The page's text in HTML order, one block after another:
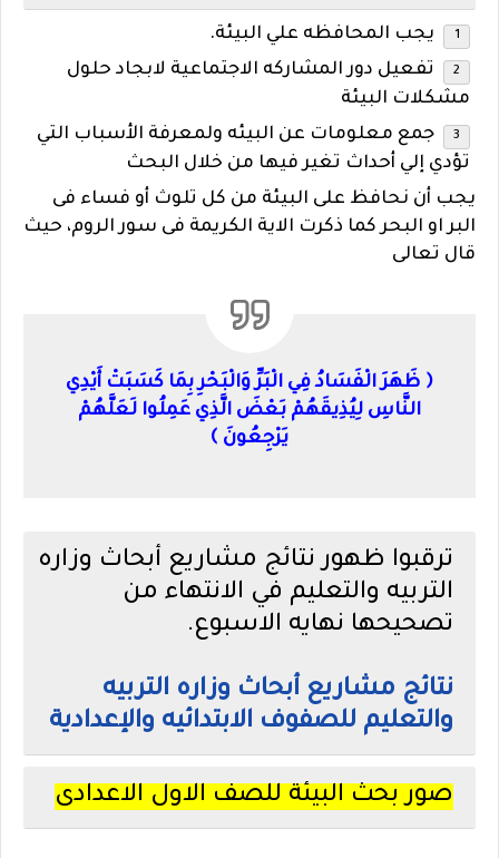
يجب المحافظه علي البيئة.
تفعيل دور المشاركه الاجتماعية لابجاد حلول
مشكلات البيئة
جمع معلومات عن البيئه ولمعرفة الأسباب التي
تؤدي إلي أحداث تغير فيها من خلال البحث
يجب أن نحافظ على البيئة من كل تلوث أو فساء فى
البر او البحر كما ذكرت الاية الكريمة فى سور الروم، حيث
قال تعالى
﴿ ظَهَرَ الْفَسَادُ فِي الْبَرِّ وَالْبَحْرِ بِمَا كَسَبَتْ أَيْدِي
النَّاسِ لِيُذِيقَهُمْ بَعْضَ الَّذِي عَمِلُوا لَعَلَّهُمْ
يَرْجِعُونَ ﴾
ترقبوا ظهور نتائج مشاريع أبحاث وزاره
التربيه والتعليم في الانتهاء من
تصحيحها نهايه الاسبوع.
نتائج مشاريع أبحاث وزاره التربيه
والتعليم للصفوف الابتدائيه والإعدادية
صور بحث البيئة للصف الاول الاعدادى